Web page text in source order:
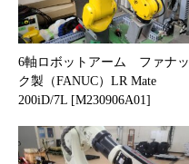
6軸ロボットアーム ファナッ
ク製（FANUC）LR Mate
200iD/7L [M230906A01]